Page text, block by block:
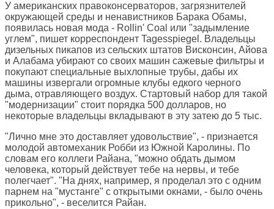
У американских правоконсерваторов, загрязнителей
окружающей среды и ненавистников Барака Обамы,
появилась новая мода - Rollin' Coal или "задымление
углем", пишет корреспондент Tagesspiegel . Владельцы
дизельных пикапов из сельских штатов Висконсин, Айова
и Алабама убирают со своих машин сажевые фильтры и
покупают специальные выхлопные трубы, дабы их
машины извергали огромные клубы едкого черного
дыма, отравляющего воздух. Стартовый набор для такой
"модернизации" стоит порядка 500 долларов, но
некоторые владельцы вкладывают в эту затею до 5 тыс.
"Лично мне это доставляет удовольствие", - признается
молодой автомеханик Робби из Южной Каролины. По
словам его коллеги Райана, "можно обдать дымом
человека, который действует тебе на нервы, и тебе
полегчает". "На днях, например, я проделал это с одним
парнем на "мустанге" с открытыми окнами, - было очень
прикольно", - веселится Райан.